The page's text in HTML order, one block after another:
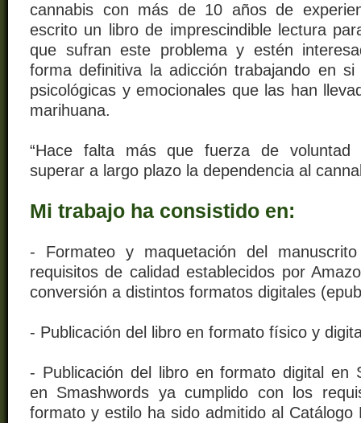
cannabis con más de 10 años de
escrito un libro de imprescindible lectura
que sufran este problema y estén
forma definitiva la adicción trabajando en
psicológicas y emocionales que las han
marihuana.
“Hace falta más que fuerza de voluntad
superar a largo plazo la dependencia al
Mi trabajo ha consistido en:
- Formateo y maquetación del
requisitos de calidad establecidos por
conversión a distintos formatos digitales
- Publicación del libro en formato físico y
- Publicación del libro en formato digital en
en Smashwords ya cumplido con los
formato y estilo ha sido admitido al Catálogo